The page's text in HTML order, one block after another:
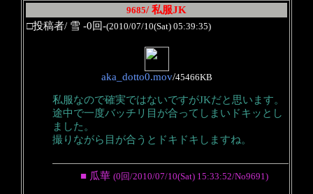
9685/ 私服JK
□投稿者/ 雪 -0回-(2010/07/10(Sat) 05:39:35)
aka_dotto0.mov/45466KB
私服なので確実ではないですがJKだと思います。
途中で一度バッチリ目が合ってしまいドキッとし
ました。
撮りながら目が合うとドキドキしますね。
■ 瓜華 (0回/2010/07/10(Sat) 15:33:52/No9691)